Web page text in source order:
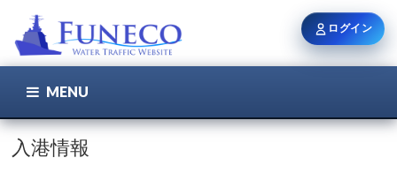
MENU
入港情報
ログイン
ユーザー名 / メール